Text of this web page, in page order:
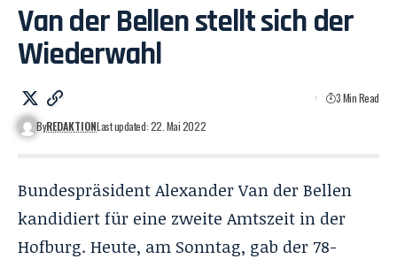
Van der Bellen stellt sich der
Wiederwahl
ByREDAKTIONLast updated: 22. Mai 2022
3 Min Read
Bundespräsident Alexander Van der Bellen
kandidiert für eine zweite Amtszeit in der
Hofburg. Heute, am Sonntag, gab der 78-